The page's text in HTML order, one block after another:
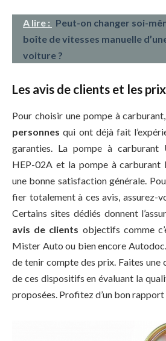
A lire : Peut-on changer soi-
boîte de vitesses manuelle
voiture ?
Les avis de clients et les prix
Pour choisir une pompe à
personnes qui ont déjà fait
garanties. La pompe à carburant
HEP-02A et la pompe à
une bonne satisfaction générale.
fier totalement à ces avis, assurez-
Certains sites dédiés donnent
avis de clients objectifs comme
Mister Auto ou bien encore
de tenir compte des prix. Faites une
de ces dispositifs en évaluant la
proposées. Profitez d’un bon